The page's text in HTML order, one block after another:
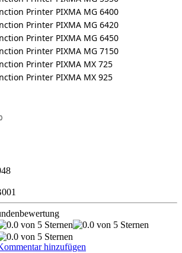
Printer PIXMA MG 6400
Printer PIXMA MG 6420
Printer PIXMA MG 6450
Printer PIXMA MG 7150
Printer PIXMA MX 725
Printer PIXMA MX 925
hinzufügen